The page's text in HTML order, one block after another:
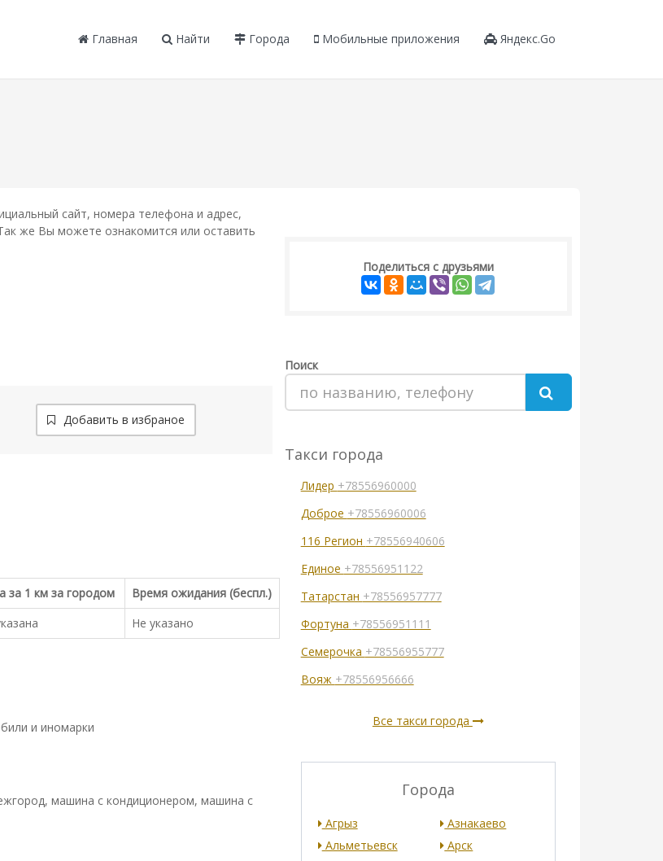
Главная Найти Города Мобильные приложения Яндекс.Go
сайт, номера телефона и адрес,
же Вы можете ознакомится или оставить
Добавить в избраное
за 1 км за городом
Время ожидания (беспл.)
Не указано
и иномарки
машина с кондиционером, машина с
Поделиться с друзьями
Поиск
Такси города
Лидер +78556960000
Доброе +78556960006
116 Регион +78556940606
Единое +78556951122
Татарстан +78556957777
Фортуна +78556951111
Семерочка +78556955777
Вояж +78556956666
Все такси города
Города
Агрыз
Азнакаево
Альметьевск
Арск